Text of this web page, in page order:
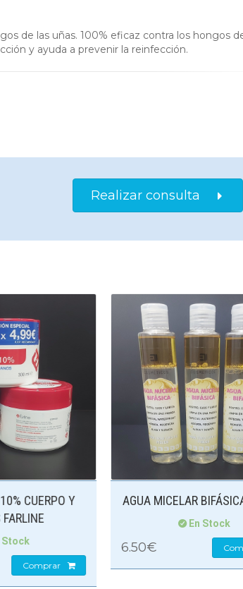
de las uñas. 100% eficaz contra los hongos
y ayuda a prevenir la reinfección.
Realizar consulta
CUERPO Y
Comprar
AGUA MICELAR BIFÁSICA
En Stock
6.50€ Comprar